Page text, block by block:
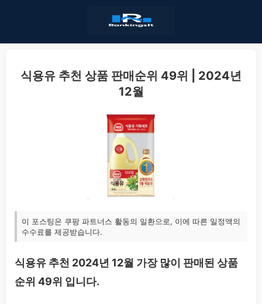
식용유 추천 상품 판매순위 49위 | 2024년
12월
이 포스팅은 쿠팡 파트너스 활동의 일환으로, 이에 따른 일정액의
수수료를 제공받습니다.
식용유 추천 2024년 12월 가장 많이 판매된 상품
순위 49위 입니다.